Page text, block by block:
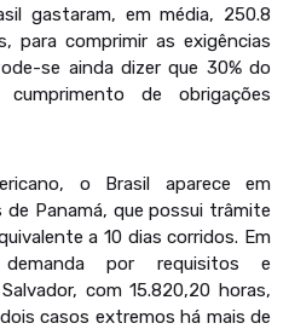
gastaram, em média, 250.8
para comprimir as exigências
se ainda dizer que 30% do
de obrigações
o Brasil aparece em
Panamá, que possui trâmite
a 10 dias corridos. Em
por requisitos e
com 15.820,20 horas,
casos extremos há mais de